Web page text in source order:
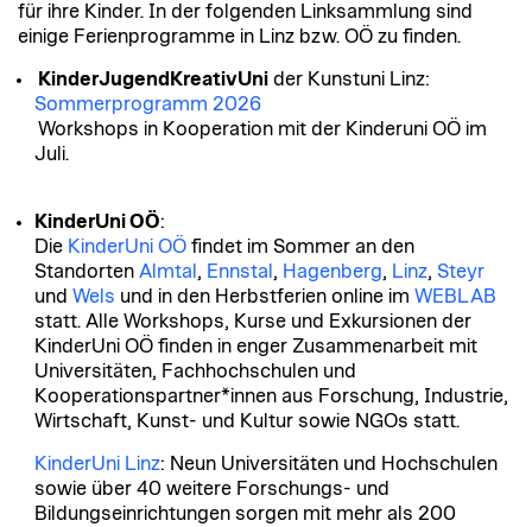
für ihre Kinder. In der folgenden Linksammlung sind
einige Ferienprogramme in Linz bzw. OÖ zu finden.
KinderJugendKreativUni der Kunstuni Linz:
Sommerprogramm 2026
Workshops in Kooperation mit der Kinderuni OÖ im
Juli.
KinderUni OÖ:
Die KinderUni OÖ findet im Sommer an den
Standorten Almtal , Ennstal , Hagenberg, Linz, Steyr
und Wels und in den Herbstferien online im WEBLAB
statt. Alle Workshops, Kurse und Exkursionen der
KinderUni OÖ finden in enger Zusammenarbeit mit
Universitäten, Fachhochschulen und
Kooperationspartner*innen aus Forschung, Industrie,
Wirtschaft, Kunst- und Kultur sowie NGOs statt.
KinderUni Linz: Neun Universitäten und Hochschulen
sowie über 40 weitere Forschungs- und
Bildungseinrichtungen sorgen mit mehr als 200